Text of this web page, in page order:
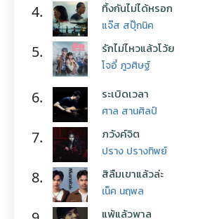
4. ทิ้งกันไม่ได้หรอก
แจ๊ส สปุ๊กนิค
5. รักไม่ไหวแล้วโว้ย
โจอี้ ภูวศิษฐ์
6. ระเบิดเวลา
ศาล สานศิลป์
7. ภวังค์จิต
ปราง ปรางทิพย์
8. สิลืมเขาแล้วล่ะ
เน็ค นฤพล
แพ้แล้วพาล